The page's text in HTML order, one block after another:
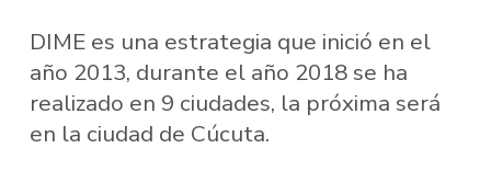
DIME es una estrategia que inició en el
año 2013, durante el año 2018 se ha
realizado en 9 ciudades, la próxima será
en la ciudad de Cúcuta.